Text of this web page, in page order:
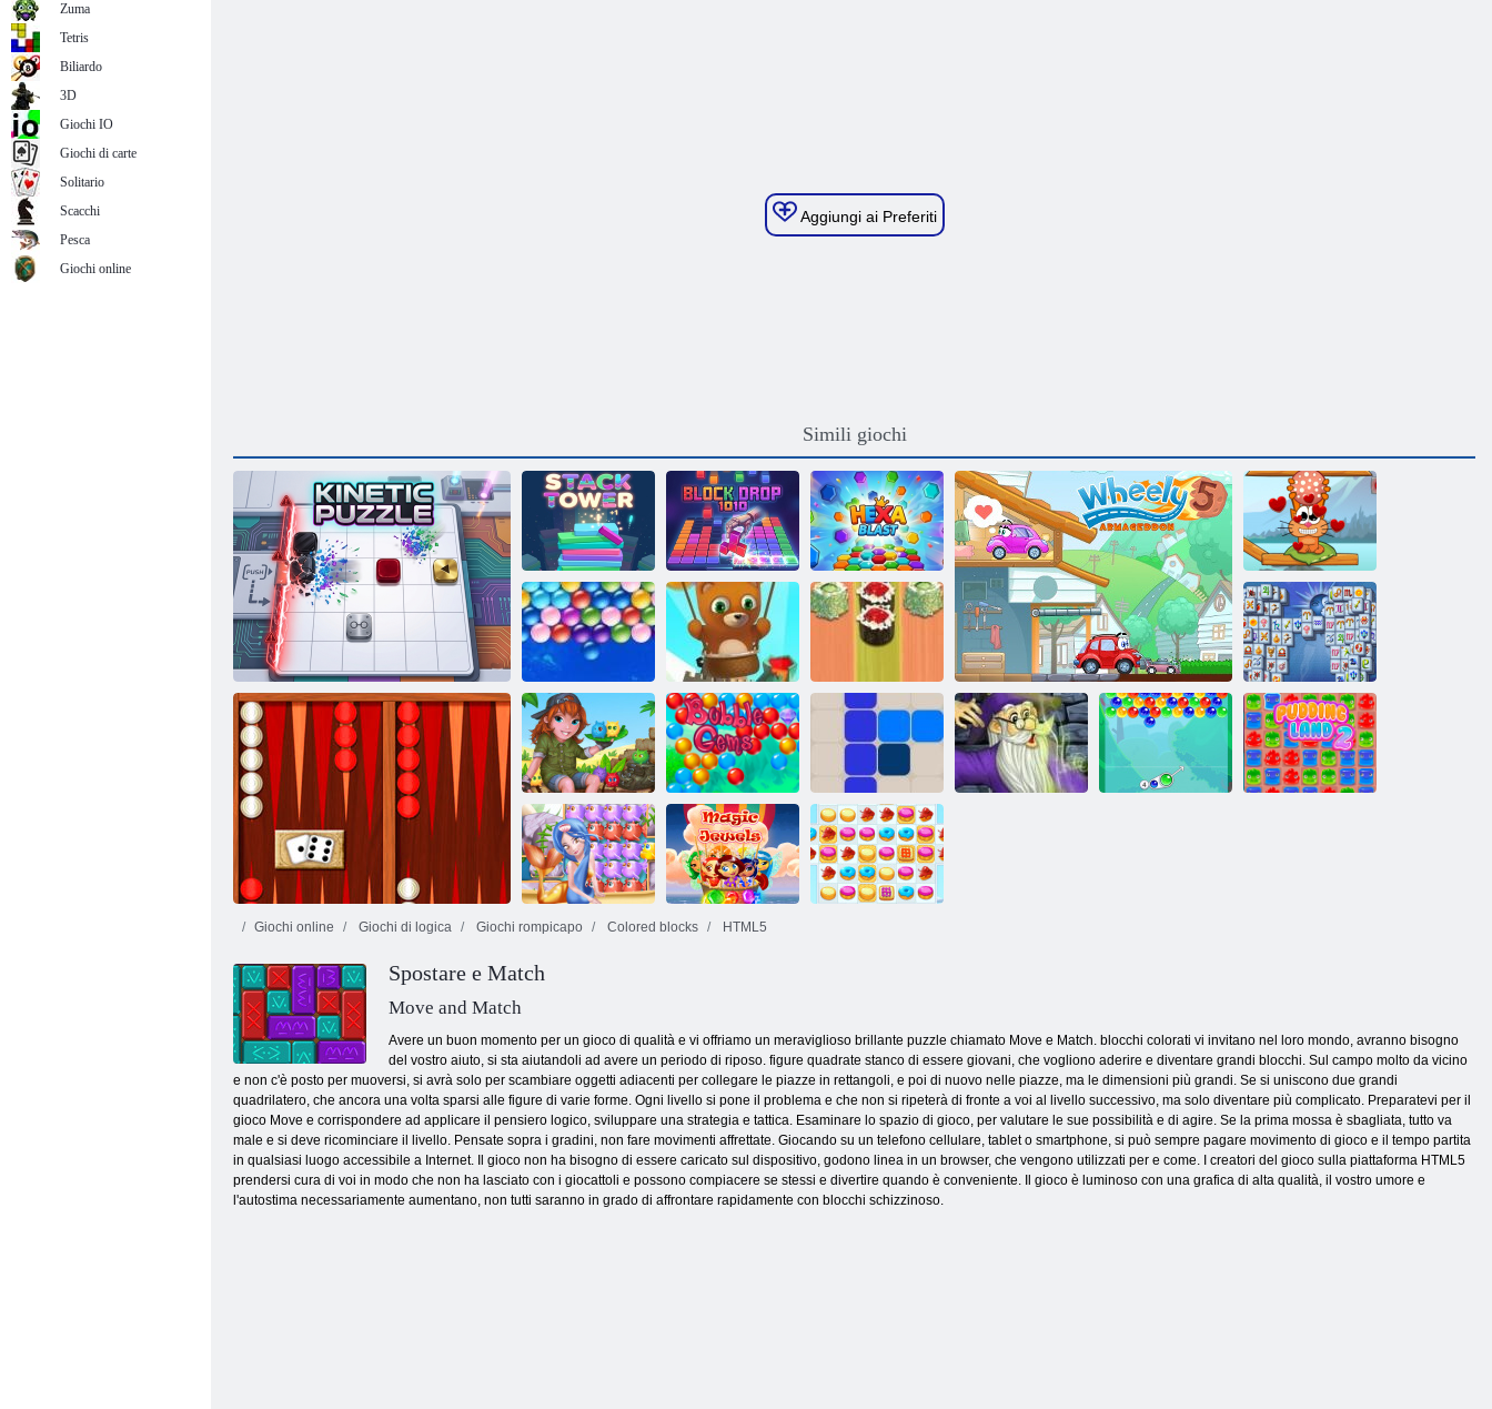
Aggiungi ai Preferiti
Simili giochi
Puzzle cinetico
Torre della pila
Blocco Goccia
1010
Esplosione
esagonale!
Cat in tutto il
mondo - Alpine
Lakes
Bolle senza fine
Scattatura a bolle
infinita
Backgammon Classic
Backgammon di
sushi
Mahjong
Fortuna
Isola tabby Giochi Bubble 1212!
Giochi online Giochi di logica Giochi rompicapo Colored blocks HTML5
Spostare e Match
Move and Match
Avere un buon momento per un gioco di qualità e vi offriamo un meraviglioso brillante puzzle chiamato Move e Match. blocchi colorati vi invitano nel loro mondo, avranno bisogno
del vostro aiuto, si sta aiutandoli ad avere un periodo di riposo. figure quadrate stanco di essere giovani, che vogliono aderire e diventare grandi blocchi. Sul campo molto da vicino
e non c'è posto per muoversi, si avrà solo per scambiare oggetti adiacenti per collegare le piazze in rettangoli, e poi di nuovo nelle piazze, ma le dimensioni più grandi. Se si uniscono due grandi
quadrilatero, che ancora una volta sparsi alle figure di varie forme. Ogni livello si pone il problema e che non si ripeterà di fronte a voi al livello successivo, ma solo diventare più complicato. Preparatevi per il
gioco Move e corrispondere ad applicare il pensiero logico, sviluppare una strategia e tattica. Esaminare lo spazio di gioco, per valutare le sue possibilità e di agire. Se la prima mossa è sbagliata, tutto va
male e si deve ricominciare il livello. Pensate sopra i gradini, non fare movimenti affrettate. Giocando su un telefono cellulare, tablet o smartphone, si può sempre pagare movimento di gioco e il tempo partita
in qualsiasi luogo accessibile a Internet. Il gioco non ha bisogno di essere caricato sul dispositivo, godono linea in un browser, che vengono utilizzati per e come. I creatori del gioco sulla piattaforma HTML5
prendersi cura di voi in modo che non ha lasciato con i giocattoli e possono compiacere se stessi e divertire quando è conveniente. Il gioco è luminoso con una grafica di alta qualità, il vostro umore e
l'autostima necessariamente aumentano, non tutti saranno in grado di affrontare rapidamente con blocchi schizzinoso.
Zuma
Tetris
Biliardo
3D
Giochi IO
Giochi di carte
Solitario
Scacchi
Pesca
Giochi online